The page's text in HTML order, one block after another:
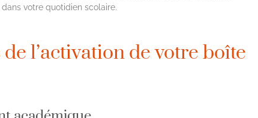
votre quotidien scolaire.
l’activation de votre boîte